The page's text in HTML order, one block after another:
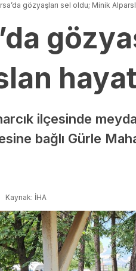
gözyaşları sel oldu; Minik
ilçesinde
bağlı Gürle
Kaynak: İHA